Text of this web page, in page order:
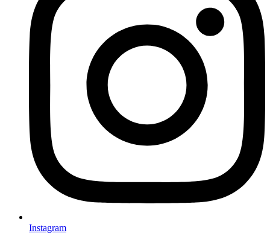
Instagram